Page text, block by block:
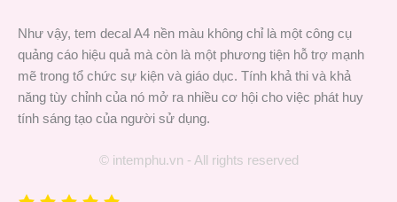
Như vậy, tem decal A4 nền màu không chỉ là một công cụ
quảng cáo hiệu quả mà còn là một phương tiện hỗ trợ mạnh
mẽ trong tổ chức sự kiện và giáo dục. Tính khả thi và khả
năng tùy chỉnh của nó mở ra nhiều cơ hội cho việc phát huy
tính sáng tạo của người sử dụng.
© intemphu.vn - All rights reserved